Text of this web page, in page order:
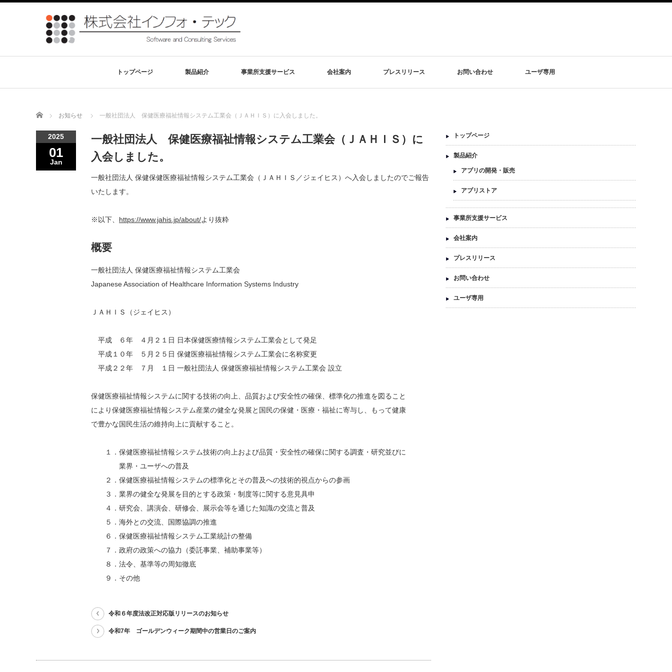
トップページ 製品紹介 事業所支援サービス 会社案内 プレスリリース お問い合わせ ユーザ専用
Home お知らせ 一般社団法人 保健医療福祉情報システム工業会（ＪＡＨＩＳ）に入会しました。
2025
01
Jan
一般社団法人 保健医療福祉情報システム工業会（ＪＡＨＩＳ）に
入会しました。
一般社団法人 保健保健医療福祉情報システム工業会（ＪＡＨＩＳ／ジェイヒス）へ入会しましたのでご報告
いたします。
※以下、 https://www.jahis.jp/about/より抜粋
概要
一般社団法人 保健医療福祉情報システム工業会
Japanese Association of Healthcare Information Systems Industry
ＪＡＨＩＳ（ジェイヒス）
平成 ６年 ４月２１日 日本保健医療情報システム工業会として発足
平成１０年 ５月２５日 保健医療福祉情報システム工業会に名称変更
平成２２年 ７月 １日 一般社団法人 保健医療福祉情報システム工業会 設立
保健医療福祉情報システムに関する技術の向上、品質および安全性の確保、標準化の推進を図ること
により保健医療福祉情報システム産業の健全な発展と国民の保健・医療・福祉に寄与し、もって健康
で豊かな国民生活の維持向上に貢献すること。
１．保健医療福祉情報システム技術の向上および品質・安全性の確保に関する調査・研究並びに
業界・ユーザへの普及
２．保健医療福祉情報システムの標準化とその普及への技術的視点からの参画
３．業界の健全な発展を目的とする政策・制度等に関する意見具申
４．研究会、講演会、研修会、展示会等を通じた知識の交流と普及
５．海外との交流、国際協調の推進
６．保健医療福祉情報システム工業統計の整備
７．政府の政策への協力（委託事業、補助事業等）
８．法令、基準等の周知徹底
９．その他
令和６年度法改正対応版リリースのお知らせ
令和7年 ゴールデンウィーク期間中の営業日のご案内
トップページ
製品紹介
アプリの開発・販売
アプリストア
事業所支援サービス
会社案内
プレスリリース
お問い合わせ
ユーザ専用